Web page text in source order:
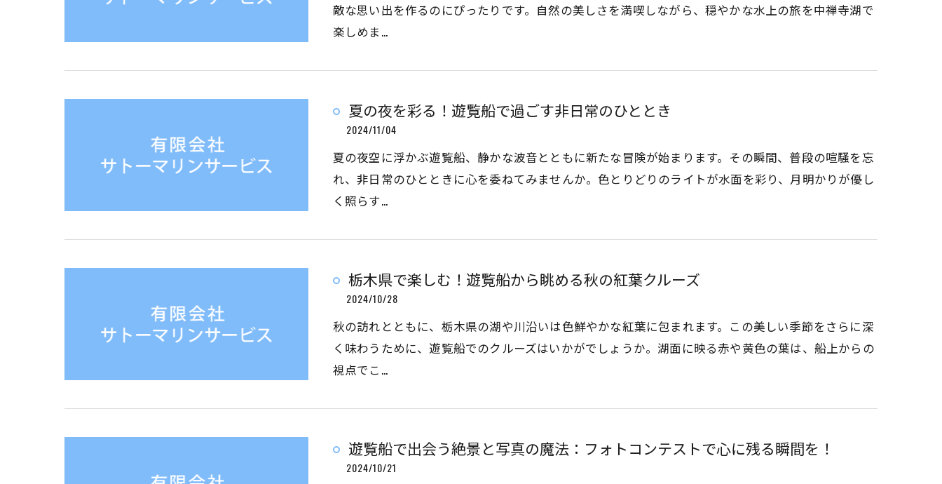
敵な思い出を作るのにぴったりです。自然の美しさを満喫しながら、穏やかな水上の旅を中禅寺湖で
楽しめま…
夏の夜を彩る！遊覧船で過ごす非日常のひととき
2024/11/04
夏の夜空に浮かぶ遊覧船、静かな波音とともに新たな冒険が始まります。その瞬間、普段の喧騒を忘
れ、非日常のひとときに心を委ねてみませんか。色とりどりのライトが水面を彩り、月明かりが優し
く照らす…
栃木県で楽しむ！遊覧船から眺める秋の紅葉クルーズ
2024/10/28
秋の訪れとともに、栃木県の湖や川沿いは色鮮やかな紅葉に包まれます。この美しい季節をさらに深
く味わうために、遊覧船でのクルーズはいかがでしょうか。湖面に映る赤や黄色の葉は、船上からの
視点でこ…
遊覧船で出会う絶景と写真の魔法：フォトコンテストで心に残る瞬間を！
2024/10/21